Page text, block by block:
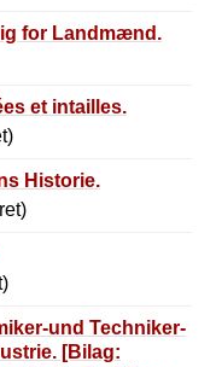
for Landmænd.
et intailles.
Historie.
und Techniker-
[Bilag: